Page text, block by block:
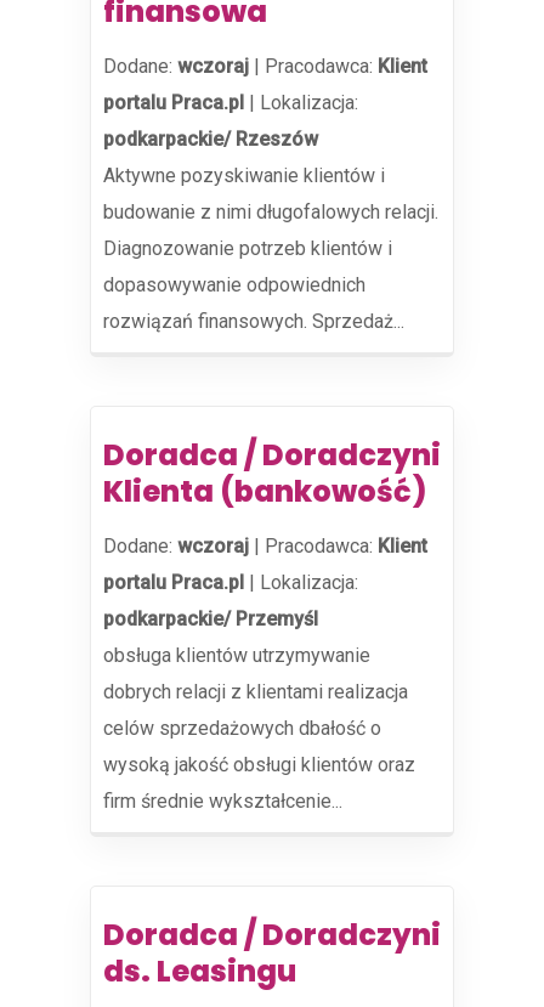
finansowa
Dodane: wczoraj | Pracodawca: Klient
portalu Praca.pl | Lokalizacja:
podkarpackie/ Rzeszów
Aktywne pozyskiwanie klientów i
budowanie z nimi długofalowych relacji.
Diagnozowanie potrzeb klientów i
dopasowywanie odpowiednich
rozwiązań finansowych. Sprzedaż...
Doradca / Doradczyni
Klienta (bankowość)
Dodane: wczoraj | Pracodawca: Klient
portalu Praca.pl | Lokalizacja:
podkarpackie/ Przemyśl
obsługa klientów utrzymywanie
dobrych relacji z klientami realizacja
celów sprzedażowych dbałość o
wysoką jakość obsługi klientów oraz
firm średnie wykształcenie...
Doradca / Doradczyni
ds. Leasingu